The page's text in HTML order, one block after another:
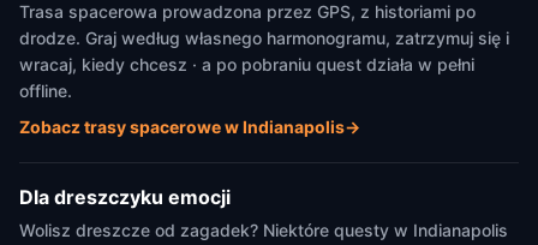
Trasa spacerowa prowadzona przez GPS, z historiami po
drodze. Graj według własnego harmonogramu, zatrzymuj się i
wracaj, kiedy chcesz · a po pobraniu quest działa w pełni
offline.
Zobacz trasy spacerowe w Indianapolis→
Dla dreszczyku emocji
Wolisz dreszcze od zagadek? Niektóre questy w Indianapolis